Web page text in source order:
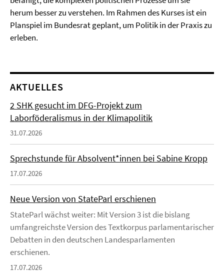
herum besser zu verstehen. Im Rahmen des Kurses ist ein
Planspiel im Bundesrat geplant, um Politik in der Praxis zu
erleben.
AKTUELLES
2 SHK gesucht im DFG-Projekt zum
Laborföderalismus in der Klimapolitik
31.07.2026
Sprechstunde für Absolvent*innen bei Sabine Kropp
17.07.2026
Neue Version von StateParl erschienen
StateParl wächst weiter: Mit Version 3 ist die bislang
umfangreichste Version des Textkorpus parlamentarischer
Debatten in den deutschen Landesparlamenten
erschienen.
17.07.2026